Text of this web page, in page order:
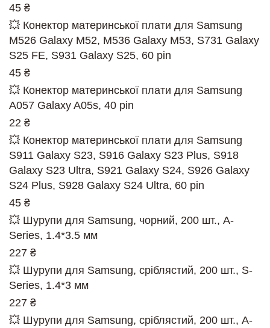
45 ₴
💥 Конектор материнської плати для Samsung
M526 Galaxy M52, M536 Galaxy M53, S731 Galaxy
S25 FE, S931 Galaxy S25, 60 pin
45 ₴
💥 Конектор материнської плати для Samsung
A057 Galaxy A05s, 40 pin
22 ₴
💥 Конектор материнської плати для Samsung
S911 Galaxy S23, S916 Galaxy S23 Plus, S918
Galaxy S23 Ultra, S921 Galaxy S24, S926 Galaxy
S24 Plus, S928 Galaxy S24 Ultra, 60 pin
45 ₴
💥 Шурупи для Samsung, чорний, 200 шт., A-
Series, 1.4*3.5 мм
227 ₴
💥 Шурупи для Samsung, сріблястий, 200 шт., S-
Series, 1.4*3 мм
227 ₴
💥 Шурупи для Samsung, сріблястий, 200 шт., A-